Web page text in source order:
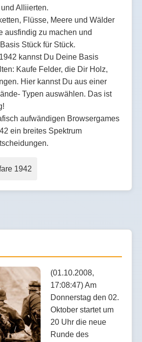
Alliierten.
Flüsse, Meere und Wälder
ausfindig zu machen und
Stück für Stück.
kannst Du Deine Basis
Kaufe Felder, die Dir Holz,
Hier kannst Du aus einer
Typen auswählen. Das ist
aufwändigen Browsergames
ein breites Spektrum
1942
(01.10.2008,
17:08:47) Am
Donnerstag den 02.
Oktober startet um
20 Uhr die neue
Runde des